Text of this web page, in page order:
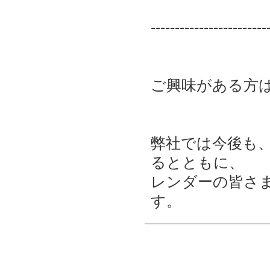
ご興味がある方
弊社では今後も
るとともに、
レンダーの皆さ
す。